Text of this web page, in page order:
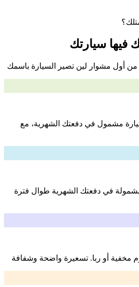
فيها سيارتك
أول مشوار لين تصير السيارة باسمك
مشمول في دفعتك الشهرية، مع
مشمولة في دفعتك الشهرية طوال فترة
مخفية أو ربا. تسعيرة واضحة وشفافة